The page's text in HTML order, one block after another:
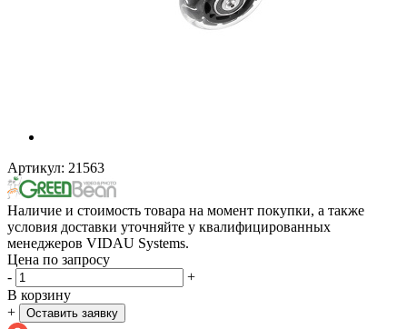
Артикул: 21563
Наличие и стоимость товара на момент покупки, а также
условия доставки уточняйте у квалифицированных
менеджеров VIDAU Systems.
Цена по запросу
-
+
В корзину
+
Оставить заявку